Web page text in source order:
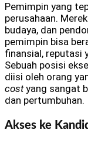
Pemimpin yang
perusahaan.
budaya, dan
pemimpin bisa
finansial, reputasi
Sebuah posisi
diisi oleh orang
costyang sangat
dan pertumbuhan.
Akses ke